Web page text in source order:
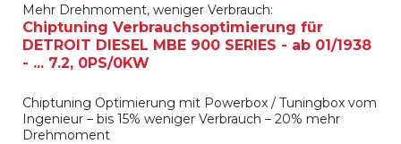
Mehr Drehmoment, weniger Verbrauch:
Chiptuning Verbrauchsoptimierung für
DETROIT DIESEL MBE 900 SERIES - ab 01/1938
- ... 7.2, 0PS/0KW
Chiptuning Optimierung mit Powerbox / Tuningbox vom
Ingenieur – bis 15% weniger Verbrauch – 20% mehr
Drehmoment